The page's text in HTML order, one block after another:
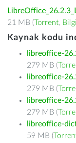
21 MB (Torrent, Bilgi
Kaynak kodu
libreoffice-
279 MB (
libreoffice-
279 MB (
libreoffice-
279 MB (
libreoffice-
59 MB (